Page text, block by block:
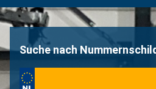
Suche nach Nummernschild